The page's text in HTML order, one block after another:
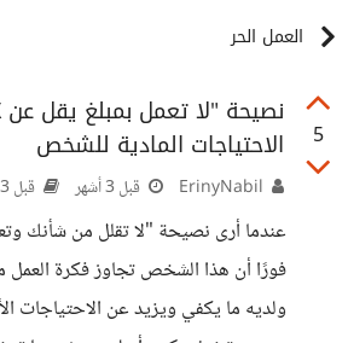
العمل الحر
5
الاحتياجات المادية للشخص
قبل 3 أشهر قبل 3 أشهر
عندما أرى نصيحة "لا تقلل من شأنك
فورًا أن هذا الشخص تجاوز فكرة العمل
ولديه ما يكفي ويزيد عن الاحتياجات